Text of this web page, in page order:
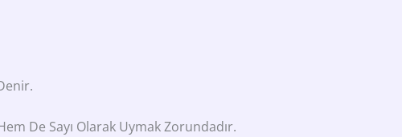
De Sayı Olarak Uymak Zorundadır.